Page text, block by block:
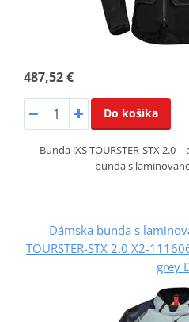
487,52 €
Do košíka
Bunda iXS TOURSTER‑STX
bunda s
Dámska bunda s
TOURSTER-STX 2.0 X2-
grey